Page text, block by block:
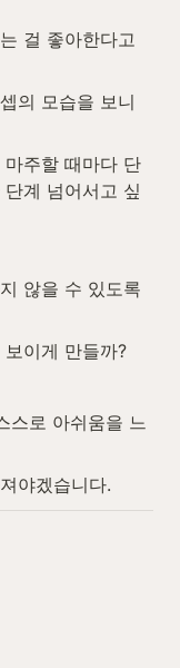
걸 좋아한다고
의 모습을 보니
주할 때마다 단
계 넘어서고 싶
않을 수 있도록
이게 만들까?
스로 아쉬움을 느
야겠습니다.